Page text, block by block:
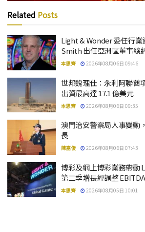
Related Posts
Light & Wonder 委任行
Smith 出任亞洲區董事總
本思齊 2026年08月06日 09:46
世邦魏理仕：永利阿聯酋
出資最高達 17.1 億美元
本思齊 2026年08月06日 09:35
澳門治安警察局人事變動
長
陳嘉俊 2026年08月06日 07:43
博彩及網上博彩業務帶動
第二季增長經調整
本思齊 2026年08月05日 10:01